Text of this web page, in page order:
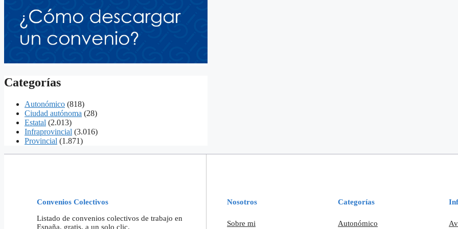
Categorías
Autonómico (818)
Ciudad autónoma (28)
Estatal (2.013)
Infraprovincial (3.016)
Provincial (1.871)
Convenios Colectivos
Listado de convenios colectivos de trabajo en
España, gratis, a un solo clic.
Nosotros
Sobre mi
Categorías
Autonómico